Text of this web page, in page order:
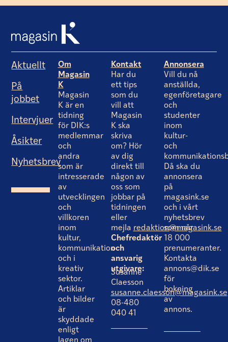
Aktuellt
På
jobbet
Intervjuer
Åsikter
Nyhetsbrev
Om
Magasin
K
Magasin
K är en
tidning
för DIK:s
medlemmar
och
andra
som är
intresserade
av
utvecklingen
och
villkoren
inom
kultur,
kommunikation
och i
kreativ
sektor.
Artiklar
och bilder
är
skyddade
enligt
lagen om
Kontakt
Har du
ett tips
som du
vill att
Magasin
K ska
skriva
om? Hör
av dig
direkt till
någon av
oss som
jobbar på
tidningen
eller
mejla redaktion@magasink.se
Chefredaktör
och
ansvarig
utgivare:
Susanne
Claesson
susanne.claesson@magasink.se
08-480
040 41
Annonsera
Vill du nå
anställda,
egenföretagare
och
studenter
inom
kultur-
och
Då ska du
annonsera
på
magasink.se
och i vårt
nyhetsbrev
som når
18 000
prenumeranter.
Kontakta
annons@dik.se
för
bokning
av
annons.